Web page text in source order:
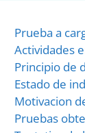
Prueba a
Actividades
Principio de
Estado de
Motivacion
Pruebas